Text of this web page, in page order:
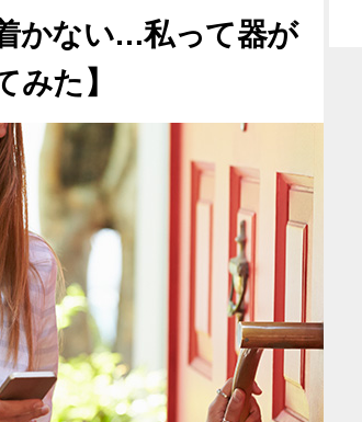
ト
ピ
かない…私って器が
みた】